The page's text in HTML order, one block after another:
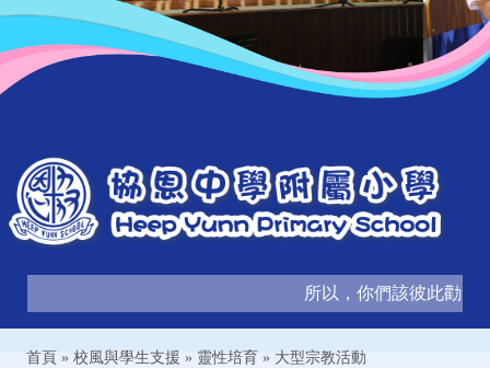
所以，你們該彼此勸勉
首頁 » 校風與學生支援 » 靈性培育 » 大型宗教活動